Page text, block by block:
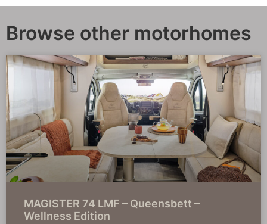
Browse other motorhomes
MAGISTER 74 LMF – Queensbett –
Wellness Edition